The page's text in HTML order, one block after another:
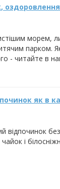
морем,
парком.
- читайте в
як в
відпочинок
і